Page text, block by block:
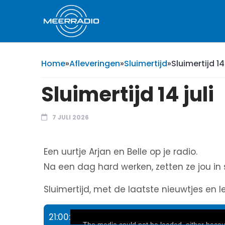
Home»Afleveringen»Sluimertijd»Sluimertijd
Sluimertijd 14 juli
7 JULI 2026
Een uurtje Arjan en Belle op je radio.
Na een dag hard werken, zetten ze jou
Sluimertijd, met de laatste nieuwtjes en
21:00: